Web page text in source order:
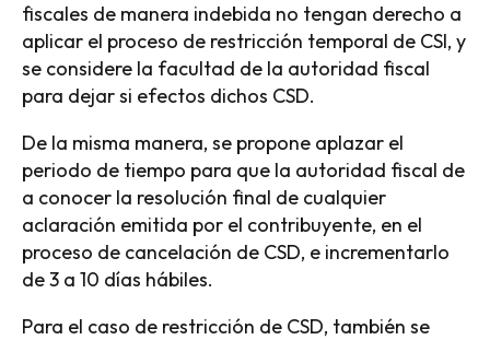
fiscales de manera indebida no tengan derecho a
aplicar el proceso de restricción temporal de CSI, y
se considere la facultad de la autoridad fiscal
para dejar si efectos dichos CSD.
De la misma manera, se propone aplazar el
periodo de tiempo para que la autoridad fiscal de
a conocer la resolución final de cualquier
aclaración emitida por el contribuyente, en el
proceso de cancelación de CSD, e incrementarlo
de 3 a 10 días hábiles.
Para el caso de restricción de CSD, también se